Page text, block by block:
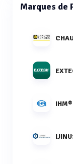
Marques de
IHM®